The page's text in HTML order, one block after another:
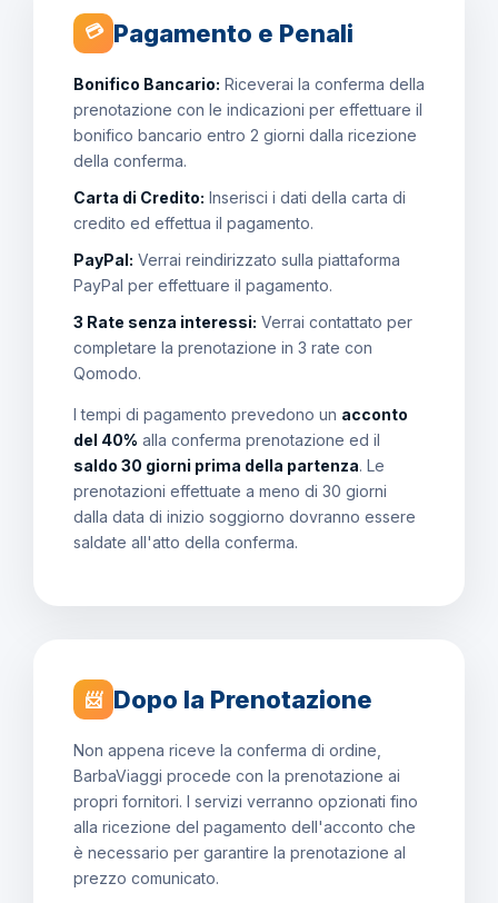
💳 Pagamento e Penali
Bonifico Bancario: Riceverai la conferma della
prenotazione con le indicazioni per effettuare il
bonifico bancario entro 2 giorni dalla ricezione
della conferma.
Carta di Credito: Inserisci i dati della carta di
credito ed effettua il pagamento.
PayPal: Verrai reindirizzato sulla piattaforma
PayPal per effettuare il pagamento.
3 Rate senza interessi: Verrai contattato per
completare la prenotazione in 3 rate con
Qomodo.
I tempi di pagamento prevedono un acconto
del 40% alla conferma prenotazione ed il
saldo 30 giorni prima della partenza. Le
prenotazioni effettuate a meno di 30 giorni
dalla data di inizio soggiorno dovranno essere
saldate all'atto della conferma.
📨 Dopo la Prenotazione
Non appena riceve la conferma di ordine,
BarbaViaggi procede con la prenotazione ai
propri fornitori. I servizi verranno opzionati fino
alla ricezione del pagamento dell'acconto che
è necessario per garantire la prenotazione al
prezzo comunicato.